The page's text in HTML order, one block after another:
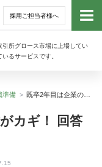
採用ご担当者様へ
所グロース市場に上場してい
るサービスです。
トッ
準備
カギ！ 回答